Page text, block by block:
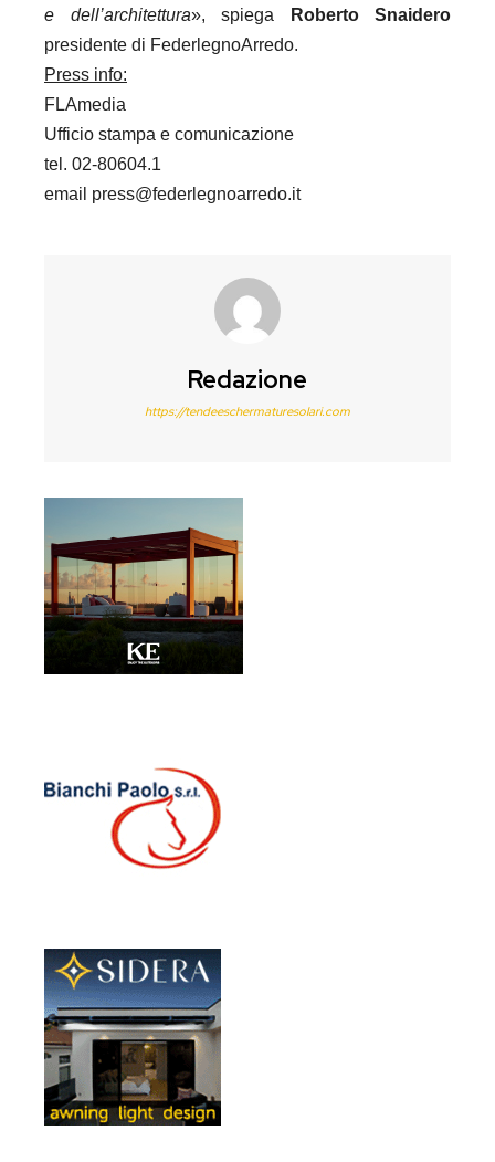
e dell’architettura», spiega
Roberto Snaidero
presidente di FederlegnoArredo.
Press info:
FLAmedia
Ufficio stampa e comunicazione
tel. 02-80604.1
email press@federlegnoarredo.it
Redazione
https://tendeeschermaturesolari.com